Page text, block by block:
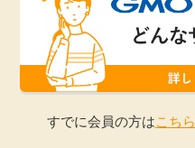
アンケート
ゲーム
引っ越し
買取・査定
学び
すでに会員の方はこちら